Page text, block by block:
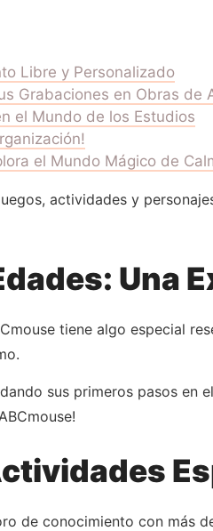
Libre y Personalizado
Grabaciones en Obras de
el Mundo de los Estudios
el Mundo Mágico de
actividades y
Una
tiene algo especial
sus primeros pasos
de conocimiento con más